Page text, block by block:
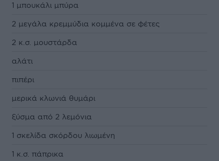
1 μπουκάλι μπύρα
2 μεγάλα κρεμμύδια κομμένα σε φέτες
2 κ.σ. μουστάρδα
αλάτι
πιπέρι
μερικά κλωνιά θυμάρι
ξύσμα από 2 λεμόνια
1 σκελίδα σκόρδου λιωμένη
1 κ.σ. πάπρικα